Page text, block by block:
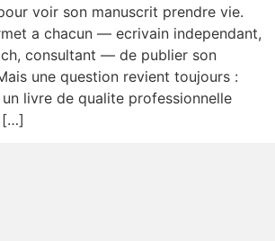
voir son manuscrit prendre vie.
a chacun — ecrivain independant,
consultant — de publier son
une question revient toujours :
livre de qualite professionnelle
[…]